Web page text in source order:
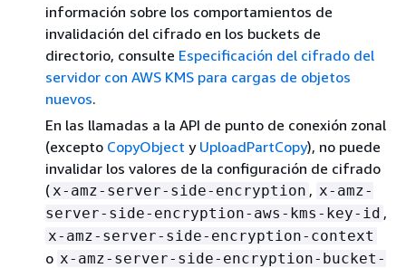
información sobre los comportamientos de
invalidación del cifrado en los buckets de
directorio, consulte Especificación del cifrado del
servidor con AWS KMS para cargas de objetos
nuevos.
En las llamadas a la API de punto de conexión zonal
(excepto CopyObject y UploadPartCopy), no puede
invalidar los valores de la configuración de cifrado
( x-amz-server-side-encryption , x-amz-
server-side-encryption-aws-kms-key-id ,
x-amz-server-side-encryption-context
o x-amz-server-side-encryption-bucket-